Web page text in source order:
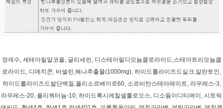
정제수, 세테아릴알코올, 글리세린, 디스테아릴디모늄클로라이드,스테아트리모늄클
로라이드, 디메치콘, 바셀린,헤나추출물(1000mg), 하이드롤라이즈드실크,알란토인,
하이드롤라이즈드쌀단백질,폴리소르베이르60, 소르비탄스테아레이트, 라우레스-3,
라우레스-20, 폴리쿼터늄-10, 하이드록시에칠셀룰로오스, 디소듐이디티에이, 시트릭